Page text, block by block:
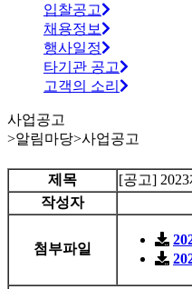
입찰공고
채용정보
행사일정
타기관 공고
고객의 소리
사업공고
>알림마당>사업공고
제목
[공고]
작성자
첨부파일